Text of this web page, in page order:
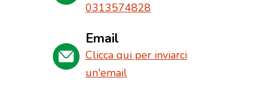
0313574828
Email
Clicca qui per inviarci
un'email